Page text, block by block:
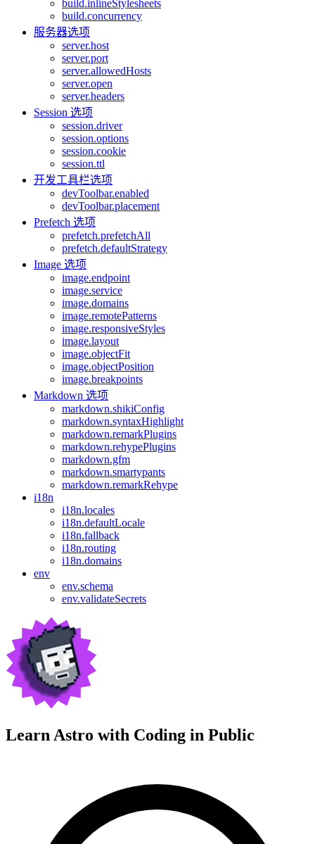
build.inlineStylesheets
build.concurrency
服务器选项
server.host
server.port
server.allowedHosts
server.open
server.headers
Session 选项
session.driver
session.options
session.cookie
session.ttl
开发工具栏选项
devToolbar.enabled
devToolbar.placement
Prefetch 选项
prefetch.prefetchAll
prefetch.defaultStrategy
Image 选项
image.endpoint
image.service
image.domains
image.remotePatterns
image.responsiveStyles
image.layout
image.objectFit
image.objectPosition
image.breakpoints
Markdown 选项
markdown.shikiConfig
markdown.syntaxHighlight
markdown.remarkPlugins
markdown.rehypePlugins
markdown.gfm
markdown.smartypants
markdown.remarkRehype
i18n
i18n.locales
i18n.defaultLocale
i18n.fallback
i18n.routing
i18n.domains
env
env.schema
env.validateSecrets
Learn Astro with Coding in Public